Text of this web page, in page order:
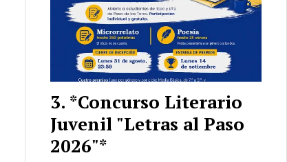
*Concurso Literario
Juvenil "Letras al Paso
2026"*